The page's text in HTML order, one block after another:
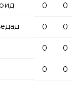
0 0
0 0
0 0
0 0